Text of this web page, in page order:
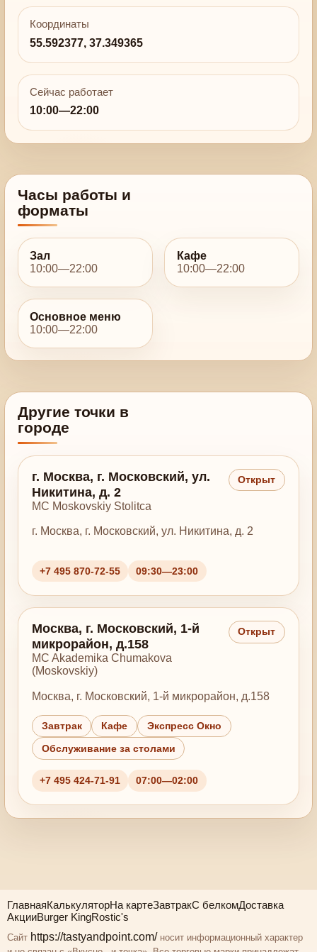
Координаты
55.592377, 37.349365
Сейчас работает
10:00—22:00
Часы работы и
форматы
Зал
10:00—22:00
Кафе
10:00—22:00
Основное меню
10:00—22:00
Другие точки в
городе
г. Москва, г. Московский, ул.
Никитина, д. 2
MC Moskovskiy Stolitca
Открыт
г. Москва, г. Московский, ул. Никитина, д. 2
+7 495 870-72-55 09:30—23:00
Москва, г. Московский, 1-й
микрорайон, д.158
MC Akademika Chumakova
(Moskovskiy)
Открыт
Москва, г. Московский, 1-й микрорайон, д.158
Завтрак Кафе Экспресс Окно
Обслуживание за столами
+7 495 424-71-91 07:00—02:00
ГлавнаяКалькуляторНа картеЗавтракС белкомДоставка
АкцииBurger KingRostic's
Сайт https://tastyandpoint.com/ носит информационный характер